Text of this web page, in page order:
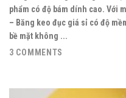
phẩm có độ bám dính cao. Với
– Băng keo đục giá sỉ có độ
bề mặt không ...
3 COMMENTS